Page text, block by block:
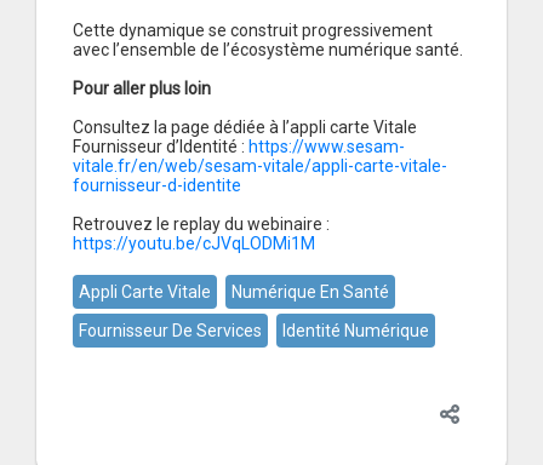
Cette dynamique se construit progressivement
avec l’ensemble de l’écosystème numérique santé.
Pour aller plus loin
Consultez la page dédiée à l’appli carte Vitale
Fournisseur d’Identité : https://www.sesam-
vitale.fr/en/web/sesam-vitale/appli-carte-vitale-
fournisseur-d-identite
Retrouvez le replay du webinaire :
https://youtu.be/cJVqLODMi1M
Appli Carte Vitale
Numérique En Santé
Fournisseur De Services
Identité Numérique